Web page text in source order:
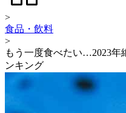
>
食品・飲料
>
もう一度食べたい…2023年
ンキング